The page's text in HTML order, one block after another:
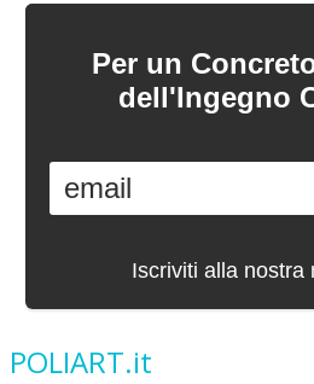
Per un
dell'Ingegno
POLIART.it